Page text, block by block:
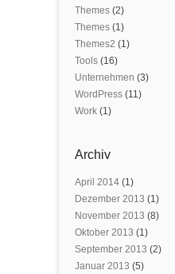
Themes (2)
Themes (1)
Themes2 (1)
Tools (16)
Unternehmen (3)
WordPress (11)
Work (1)
Archiv
April 2014 (1)
Dezember 2013 (1)
November 2013 (8)
Oktober 2013 (1)
September 2013 (2)
Januar 2013 (5)